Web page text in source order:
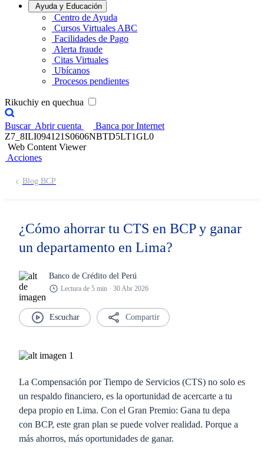
Ayuda y Educación
Centro de Ayuda
Cursos Virtuales ABC
Facilidades de Pago
Alerta fraude
Citas Virtuales
Ubícanos
Procesos pendientes
Rikuchiy en quechua
Buscar Abrir cuenta
Banca por Internet
Z7_8ILI094121S0606NBTD5LT1GL0
Web Content Viewer
Acciones
Blog BCP
¿Cómo ahorrar tu CTS en BCP y ganar
un departamento en Lima?
Banco de Crédito del Perú
Lectura de 5 min · 30 Abr 2026
Compartir
La Compensación por Tiempo de Servicios (CTS) no solo es
un respaldo financiero, es la oportunidad de acercarte a tu
depa propio en Lima. Con el Gran Premio: Gana tu depa
con BCP, este gran plan se puede volver realidad. Porque a
más ahorros, más oportunidades de ganar.